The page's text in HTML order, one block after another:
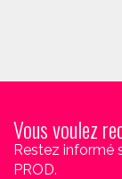
Vous voulez
Restez informé
PROD.